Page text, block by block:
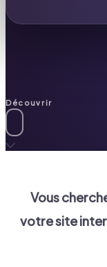
Découvrir
Vous
votre site